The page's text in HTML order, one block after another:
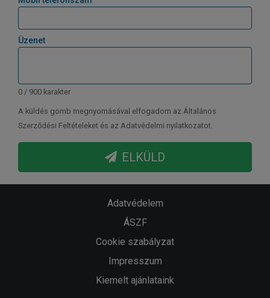
Üzenet
0 / 900 karakter
A küldés gomb megnyomásával elfogadom az Általános
Szerződési Feltételeket és az Adatvédelmi nyilatkozatot.
ELKÜLD
Adatvédelem
ÁSZF
Cookie szabályzat
Impresszum
Kiemelt ajánlataink